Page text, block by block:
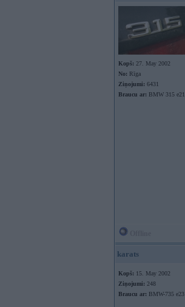
Kopš: 27. May 2002
No: Rīga
Ziņojumi: 6431
Braucu ar: BMW 315 e21
karats
Kopš: 15. May 2002
Ziņojumi: 248
Braucu ar: BMW-735 e23